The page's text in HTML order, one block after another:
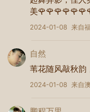
美
2024-01-08 来自
自然
苇花随风敲秋韵
2024-01-08 来自